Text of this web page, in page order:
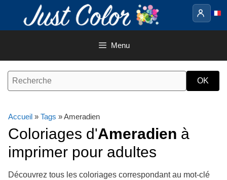
contenu
Menu
Accueil » Tags » Ameradien
Coloriages d'Ameradien à
imprimer pour adultes
Découvrez tous les coloriages correspondant au mot-clé